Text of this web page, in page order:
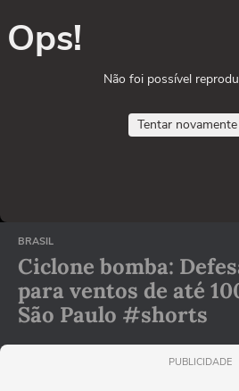
Ops!
Não foi possível
Tentar novamente
BRASIL
Ciclone bomba:
para ventos de até
São Paulo #shorts
PUBLICIDADE